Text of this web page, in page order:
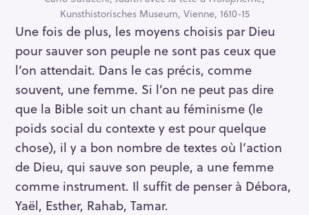
Kunsthistorisches Museum, Vienne, 1610-15
Une fois de plus, les moyens choisis par Dieu
pour sauver son peuple ne sont pas ceux que
l’on attendait. Dans le cas précis, comme
souvent, une femme. Si l’on ne peut pas dire
que la Bible soit un chant au féminisme (le
poids social du contexte y est pour quelque
chose), il y a bon nombre de textes où l’action
de Dieu, qui sauve son peuple, a une femme
comme instrument. Il suffit de penser à Débora,
Yaël, Esther, Rahab, Tamar.